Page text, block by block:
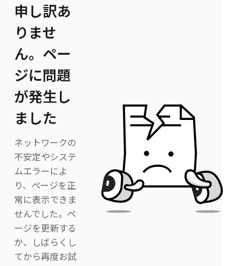
申し訳あ
りませ
ん。ペー
ジに問題
が発生し
ました
ネットワークの
不安定やシステ
ムエラーによ
り、ページを正
常に表示できま
せんでした。ペ
ージを更新する
か、しばらくし
てから再度お試